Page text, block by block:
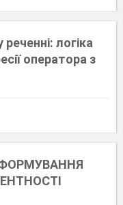
логіка
оператора з